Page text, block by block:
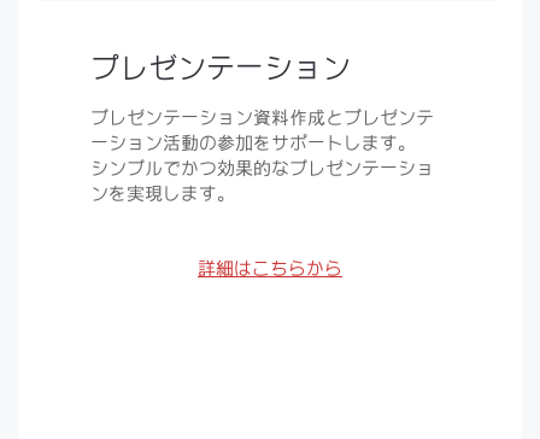
プレゼンテーション
プレゼンテーション資料作成とプレゼンテ
ーション活動の参加をサポートします。
シンプルでかつ効果的なプレゼンテーショ
ンを実現します。
詳細はこちらから